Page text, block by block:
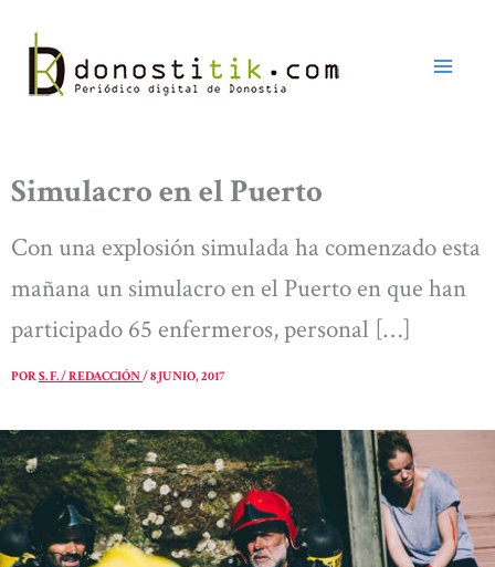
contenido
Simulacro en el Puerto
Con una explosión simulada ha comenzado esta
mañana un simulacro en el Puerto en que han
participado 65 enfermeros, personal […]
PORS. F. / REDACCIÓN/8 JUNIO, 2017